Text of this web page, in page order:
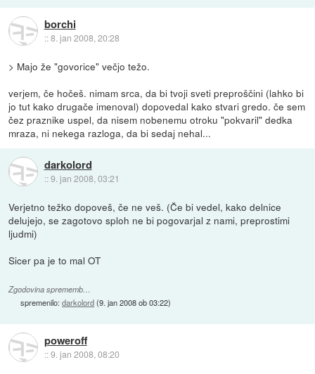
borchi
::8. jan 2008, 20:28
> Majo že "govorice" večjo težo.
verjem, če hočeš. nimam srca, da bi tvoji sveti preproščini (lahko bi
jo tut kako drugače imenoval) dopovedal kako stvari gredo. če sem
čez praznike uspel, da nisem nobenemu otroku "pokvaril" dedka
mraza, ni nekega razloga, da bi sedaj nehal...
darkolord
::9. jan 2008, 03:21
Verjetno težko dopoveš, če ne veš. (Če bi vedel, kako delnice
delujejo, se zagotovo sploh ne bi pogovarjal z nami, preprostimi
ljudmi)
Sicer pa je to mal OT
Zgodovina sprememb…
spremenilo:darkolord(9. jan 2008 ob 03:22)
poweroff
::9. jan 2008, 08:20